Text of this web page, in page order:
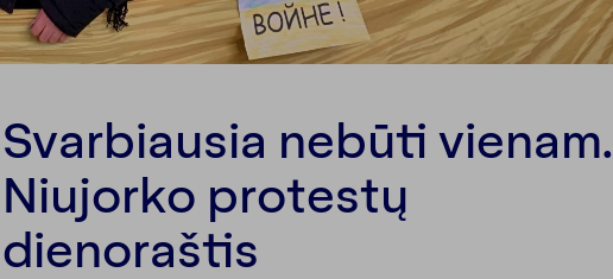
Svarbiausia nebūti vienam.
Niujorko protestų
dienoraštis